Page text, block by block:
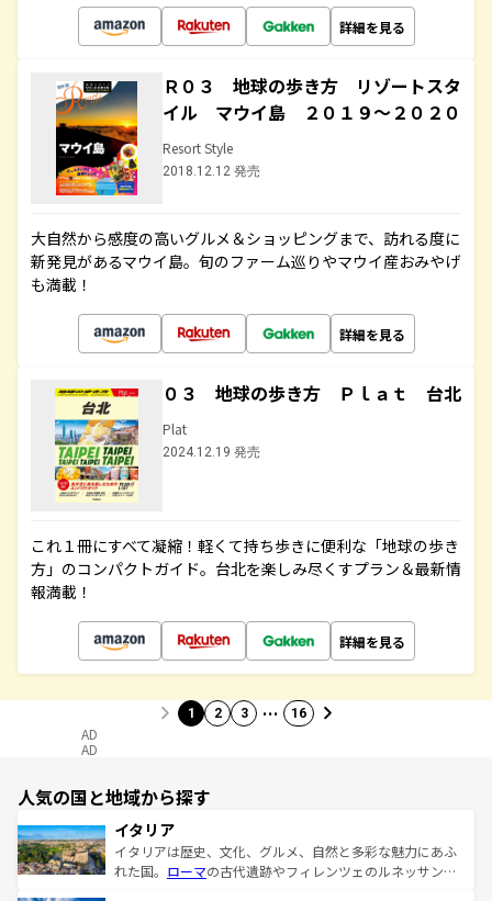
詳細を見る
Ｒ０３ 地球の歩き方 リゾートスタ
イル マウイ島 ２０１９～２０２０
Resort Style
2018.12.12 発売
大自然から感度の高いグルメ＆ショッピングまで、訪れる度に
新発見があるマウイ島。旬のファーム巡りやマウイ産おみやげ
も満載！
詳細を見る
０３ 地球の歩き方 Ｐｌａｔ 台北
Plat
2024.12.19 発売
これ１冊にすべて凝縮！軽くて持ち歩きに便利な「地球の歩き
方」のコンパクトガイド。台北を楽しみ尽くすプラン＆最新情
報満載！
詳細を見る
1 2 3 … 16
AD
AD
人気の国と地域から探す
イタリア
イタリアは歴史、文化、グルメ、自然と多彩な魅力にあふ
れた国。 ローマの古代遺跡やフィレンツェのルネッサンス